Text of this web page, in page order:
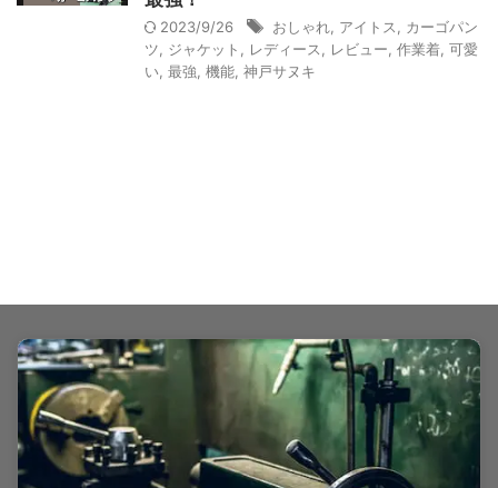
2023/9/26 おしゃれ, アイトス, カーゴパン
ツ, ジャケット , レディース, レビュー, 作業着, 可愛
い, 最強, 機能, 神戸サヌキ